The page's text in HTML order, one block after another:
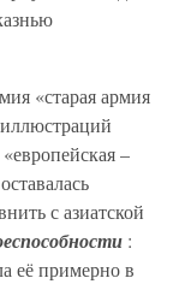
«старая армия
–
с азиатской
:
её примерно в